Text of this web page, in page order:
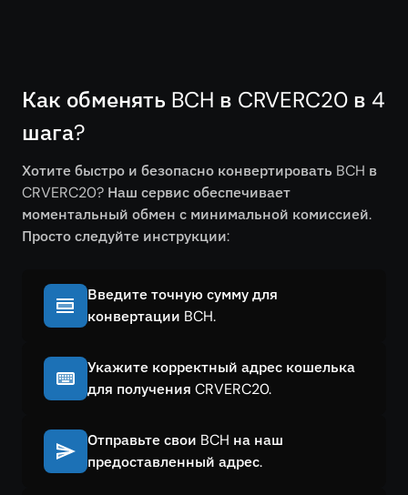
Как обменять BCH в CRVERC20 в 4
шага?
Хотите быстро и безопасно конвертировать BCH в
CRVERC20? Наш сервис обеспечивает
моментальный обмен с минимальной комиссией.
Просто следуйте инструкции:
Введите точную сумму для
конвертации BCH.
Укажите корректный адрес кошелька
для получения CRVERC20.
Отправьте свои BCH на наш
предоставленный адрес.